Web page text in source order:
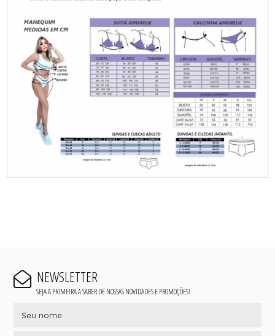
NEWSLETTER
SEJA A PRIMEIRA A SABER DE NOSSAS NOVIDADES E PROMOÇÕES!